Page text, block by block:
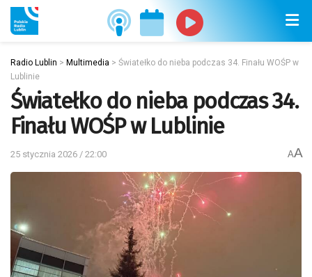
Radio Lublin > Multimedia > Światełko do nieba podczas 34. Finału WOŚP w
Lublinie
Światełko do nieba podczas 34.
Finału WOŚP w Lublinie
25 stycznia 2026 / 22:00 AA